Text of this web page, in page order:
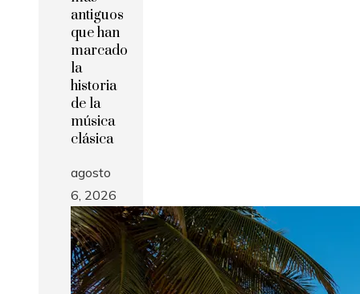
antiguos
que han
marcado
la
historia
de la
música
clásica
agosto
6, 2026